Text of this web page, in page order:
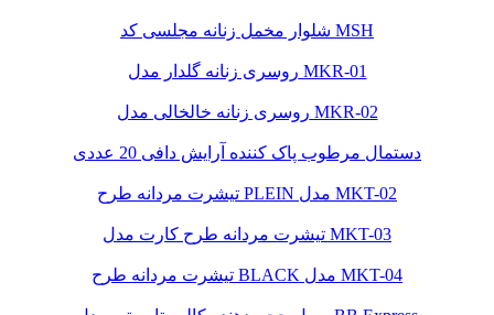
شلوار مخمل زنانه مجلسی کد MSH
روسری زنانه گلدار مدل MKR-01
روسری زنانه خالخالی مدل MKR-02
دستمال مرطوب پاک کننده آرایش دافی 20 عددی
تیشرت مردانه طرح PLEIN مدل MKT-02
تیشرت مردانه طرح کارت مدل MKT-03
تیشرت مردانه طرح BLACK مدل MKT-04